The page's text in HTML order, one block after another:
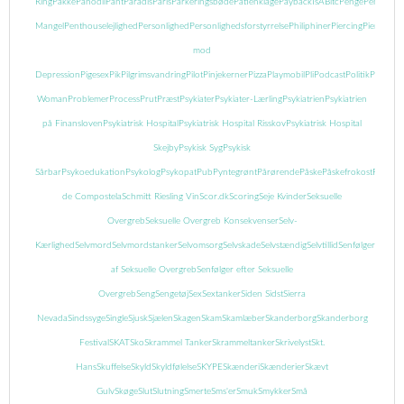
RingPakkePanodil PantParadisParisParkeringsbødePatienklagePaybackIsABitcPenge
Mangel Penthouselejlighed Personlighed PersonlighedsforstyrrelsePhiliphinerPiercingPiercing
mod
Depression PigesexPikPilgrimsvandringPilotPinjekernerPizza Playmobil PliPodcastPolitik
Woman ProblemerProcessPrutPræstPsykiaterPsykiater-LærlingPsykiatrien Psykiatrien
på Finansloven Psykiatrisk Hospital Psykiatrisk Hospital RisskovPsykiatrisk Hospital
SkejbyPsykisk SygPsykisk
SårbarPsykoedukation PsykologPsykopatPub PyntegrøntPårørendePåskePåskefrokostPædofili
de CompostelaSchmitt Riesling VinScor.dkScoringSeje KvinderSeksuelle
OvergrebSeksuelle Overgreb KonsekvenserSelv-
KærlighedSelvmordSelvmordstankerSelvomsorgSelvskadeSelvstændigSelvtillidSenfølger
af Seksuelle OvergrebSenfølger efter Seksuelle
OvergrebSengSengetøjSexSextankerSiden SidstSierra
NevadaSindssygeSingleSjuskSjælenSkagenSkamSkamlæberSkanderborgSkanderborg
Festival SKATSkoSkrammel TankerSkrammeltankerSkrivelystSkt.
HansSkuffelseSkyld SkyldfølelseSKYPESkænderiSkænderierSkævt
GulvSkøgeSlutSlutningSmerteSms'erSmukSmykkerSmå